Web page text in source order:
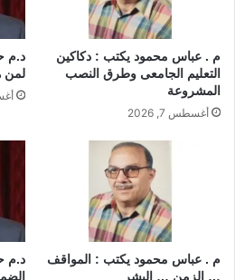
م . عباس محمود يكتب : دكاكين
التعليم الجامعى وطرق النصب
المشروعة
أغسطس 7, 2026
د.م
لمن
م . عباس محمود يكتب : المواقف
… الزمن … البشر
د.م